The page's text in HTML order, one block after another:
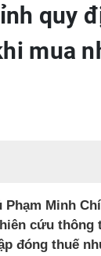
quy
mua
Minh
cứu thông
đóng thuế